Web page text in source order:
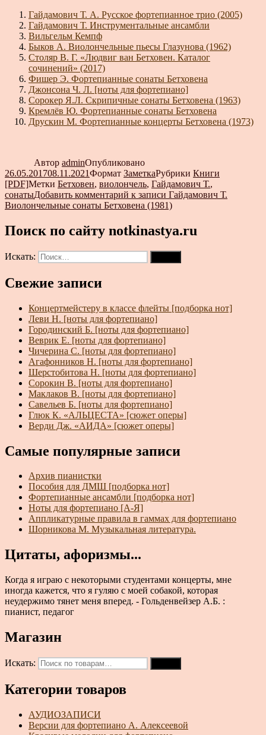
Гайдамович Т. А. Русское фортепианное трио (2005)
Гайдамович Т. Инструментальные ансамбли
Вильгельм Кемпф
Быков А. Виолончельные пьесы Глазунова (1962)
Столяр В. Г. «Людвиг ван Бетховен. Каталог
сочинений» (2017)
Фишер Э. Фортепианные сонаты Бетховена
Джонсона Ч. Л. [ноты для фортепиано]
Сорокер Я.Л. Скрипичные сонаты Бетховена (1963)
Кремлёв Ю. Фортепианные сонаты Бетховена
Друскин М. Фортепианные концерты Бетховена (1973)
Автор adminОпубликовано
26.05.201708.11.2021Формат ЗаметкаРубрики Книги
[PDF]Метки Бетховен, виолончель, Гайдамович Т.,
сонатыДобавить комментарий к записи Гайдамович Т.
Виолончельные сонаты Бетховена (1981)
Поиск по сайту notkinastya.ru
Искать:
Свежие записи
Концертмейстеру в классе флейты [подборка нот]
Леви Н. [ноты для фортепиано]
Городинский Б. [ноты для фортепиано]
Веврик Е. [ноты для фортепиано]
Чичерина С. [ноты для фортепиано]
Агафонников Н. [ноты для фортепиано]
Шерстобитова Н. [ноты для фортепиано]
Сорокин В. [ноты для фортепиано]
Маклаков В. [ноты для фортепиано]
Савельев Б. [ноты для фортепиано]
Глюк К. «АЛЬЦЕСТА» [сюжет оперы]
Верди Дж. «АИДА» [сюжет оперы]
Самые популярные записи
Архив пианистки
Пособия для ДМШ [подборка нот]
Фортепианные ансамбли [подборка нот]
Ноты для фортепиано [А-Я]
Аппликатурные правила в гаммах для фортепиано
Шорникова М. Музыкальная литература.
Цитаты, афоризмы...
Когда я играю с некоторыми студентами концерты, мне
иногда кажется, что я гуляю с моей собакой, которая
неудержимо тянет меня вперед. - Гольденвейзер А.Б. :
пианист, педагог
Магазин
Искать:
Категории товаров
АУДИОЗАПИСИ
Версии для фортепиано А. Алексеевой